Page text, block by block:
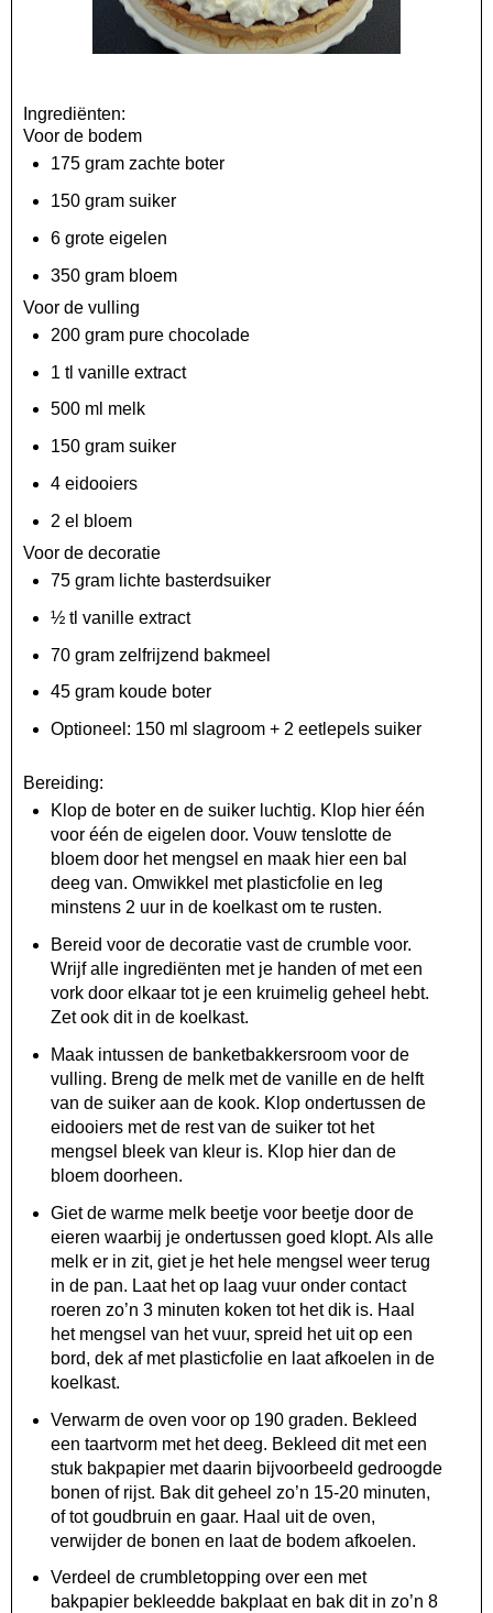
Ingrediënten:
Voor de bodem
175 gram zachte boter
150 gram suiker
6 grote eigelen
350 gram bloem
Voor de vulling
200 gram pure chocolade
1 tl vanille extract
500 ml melk
150 gram suiker
4 eidooiers
2 el bloem
Voor de decoratie
75 gram lichte basterdsuiker
½ tl vanille extract
70 gram zelfrijzend bakmeel
45 gram koude boter
Optioneel: 150 ml slagroom + 2 eetlepels suiker
Bereiding:
Klop de boter en de suiker luchtig. Klop hier één
voor één de eigelen door. Vouw tenslotte de
bloem door het mengsel en maak hier een bal
deeg van. Omwikkel met plasticfolie en leg
minstens 2 uur in de koelkast om te rusten.
Bereid voor de decoratie vast de crumble voor.
Wrijf alle ingrediënten met je handen of met een
vork door elkaar tot je een kruimelig geheel hebt.
Zet ook dit in de koelkast.
Maak intussen de banketbakkersroom voor de
vulling. Breng de melk met de vanille en de helft
van de suiker aan de kook. Klop ondertussen de
eidooiers met de rest van de suiker tot het
mengsel bleek van kleur is. Klop hier dan de
bloem doorheen.
Giet de warme melk beetje voor beetje door de
eieren waarbij je ondertussen goed klopt. Als alle
melk er in zit, giet je het hele mengsel weer terug
in de pan. Laat het op laag vuur onder contact
roeren zo’n 3 minuten koken tot het dik is. Haal
het mengsel van het vuur, spreid het uit op een
bord, dek af met plasticfolie en laat afkoelen in de
koelkast.
Verwarm de oven voor op 190 graden. Bekleed
een taartvorm met het deeg. Bekleed dit met een
stuk bakpapier met daarin bijvoorbeeld gedroogde
bonen of rijst. Bak dit geheel zo’n 15-20 minuten,
of tot goudbruin en gaar. Haal uit de oven,
verwijder de bonen en laat de bodem afkoelen.
Verdeel de crumbletopping over een met
bakpapier bekleedde bakplaat en bak dit in zo’n 8